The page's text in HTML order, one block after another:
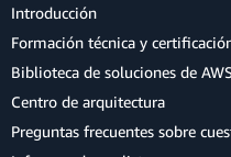
Introducción
Formación técnica y
Biblioteca de soluciones de
Centro de arquitectura
Preguntas frecuentes sobre